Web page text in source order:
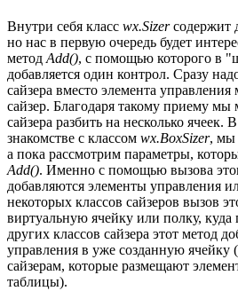
Внутри себя класс wx.Sizerсодержит
но нас в первую очередь будет
метод Add(), с помощью которого в
добавляется один контрол. Сразу
сайзера вместо элемента
сайзер. Благодаря такому приему
сайзера разбить на несколько
знакомстве с классом wx.BoxSizer, мы
а пока рассмотрим параметры,
Add(). Именно с помощью вызова
добавляются элементы управления
некоторых классов сайзеров вызов
виртуальную ячейку или полку,
других классов сайзера этот метод
управления в уже созданную ячейку
сайзерам, которые размещают
таблицы).